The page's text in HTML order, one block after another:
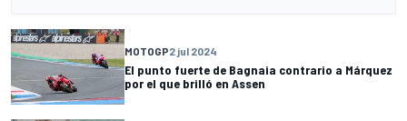
MOTOGP2 jul 2024
El punto fuerte de Bagnaia contrario a Márquez
por el que brilló en Assen